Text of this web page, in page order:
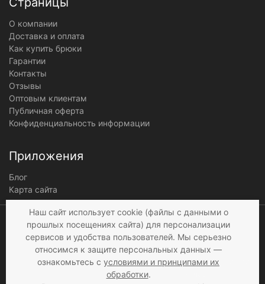
О компании
Доставка и оплата
Как купить брюки
Гарантии
Контакты
Отзывы
Оптовым клиентам
Публичная оферта
Конфиденциальность информации
Приложения
Блог
Карта сайта
© 1997 - 2026 «Мир брюк»
Мы получаем и
обрабатываем
персональные данные
посетителей нашего сайта в
соответствии сусловиями
а также c
Наш сайт использует cookie (файлы с данными о
прошлых посещениях сайта) для персонализации
сервисов и удобства пользователей. Мы серьезно
относимся к защите персональных данных —
ознакомьтесь с условиями и принципами их
обработки.